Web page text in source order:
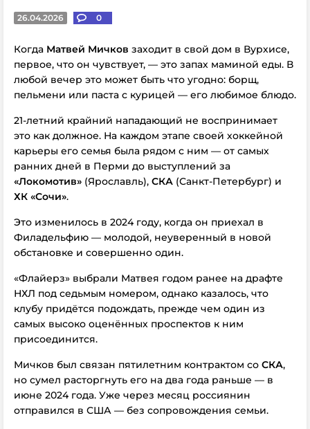
26.04.2026 0
Когда Матвей Мичков заходит в свой дом в Вурхисе,
первое, что он чувствует, — это запах маминой еды. В
любой вечер это может быть что угодно: борщ,
пельмени или паста с курицей — его любимое блюдо.
21-летний крайний нападающий не воспринимает
это как должное. На каждом этапе своей хоккейной
карьеры его семья была рядом с ним — от самых
ранних дней в Перми до выступлений за
«Локомотив» (Ярославль), СКА (Санкт-Петербург) и
ХК «Сочи».
Это изменилось в 2024 году, когда он приехал в
Филадельфию — молодой, неуверенный в новой
обстановке и совершенно один.
«Флайерз» выбрали Матвея годом ранее на драфте
НХЛ под седьмым номером, однако казалось, что
клубу придётся подождать, прежде чем один из
самых высоко оценённых проспектов к ним
присоединится.
Мичков был связан пятилетним контрактом со СКА,
но сумел расторгнуть его на два года раньше — в
июне 2024 года. Уже через месяц россиянин
отправился в США — без сопровождения семьи.